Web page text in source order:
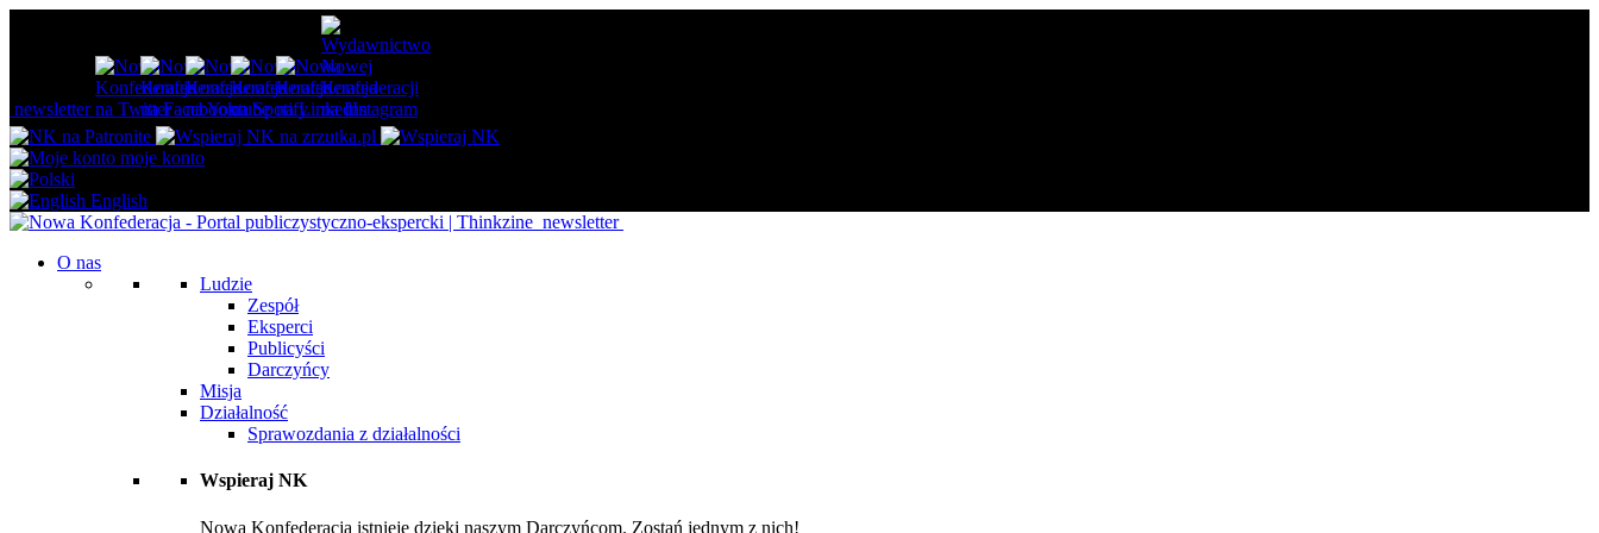
newsletter
moje konto
English
newsletter
O nas
Ludzie
Zespół
Eksperci
Publicyści
Darczyńcy
Misja
Działalność
Sprawozdania z działalności
Wspieraj NK
Nowa Konfederacja istnieje dzięki naszym Darczyńcom. Zostań jednym z nich!